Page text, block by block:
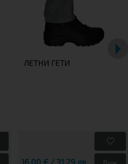
ЛЕТНИ ГЕТИ
16,00 € / 31.29 лв. Виж